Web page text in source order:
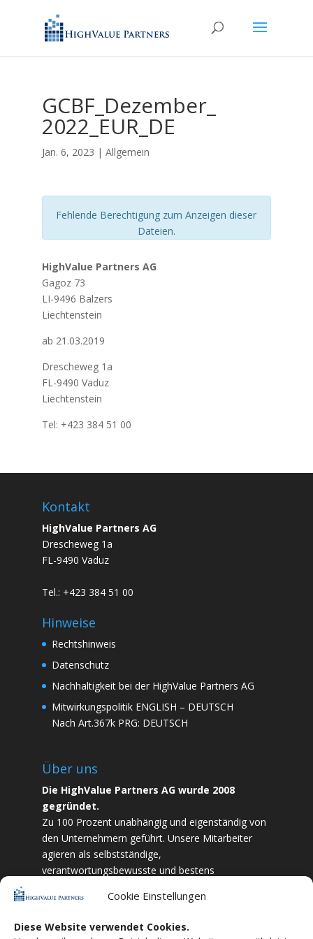
Cookie Einstellungen
Diese Website verwendet Cookies.
GCBF_Dezember_
2022_EUR_DE
Jan. 6, 2023 | Allgemein
Fehlende Berechtigung zum Anzeigen dieser
Dateien.
HighValue Partners AG
Gagoz 73
LI-9496 Balzers
Liechtenstein
ab 21.03.2019
Drescheweg 1a
FL-9490 Vaduz
Liechtenstein
Tel: +423 384 51 00
Kontakt
HighValue Partners AG
Drescheweg 1a
FL-9490 Vaduz
Tel.: +423 384 51 00
Hinweise
Rechtshinweis
Datenschutz
Nachhaltigkeit bei der HighValue Partners AG
Mitwirkungspolitik ENGLISH – DEUTSCH
Nach Art.367k PRG: DEUTSCH
Über uns
Die HighValue Partners AG wurde 2008
gegründet.
Zu 100 Prozent unabhängig und eigenständig von
den Unternehmern geführt. Unsere Mitarbeiter
agieren als selbstständige,
verantwortungsbewusste und bestens
und Zielstrebigkeit sind wir bestrebt das